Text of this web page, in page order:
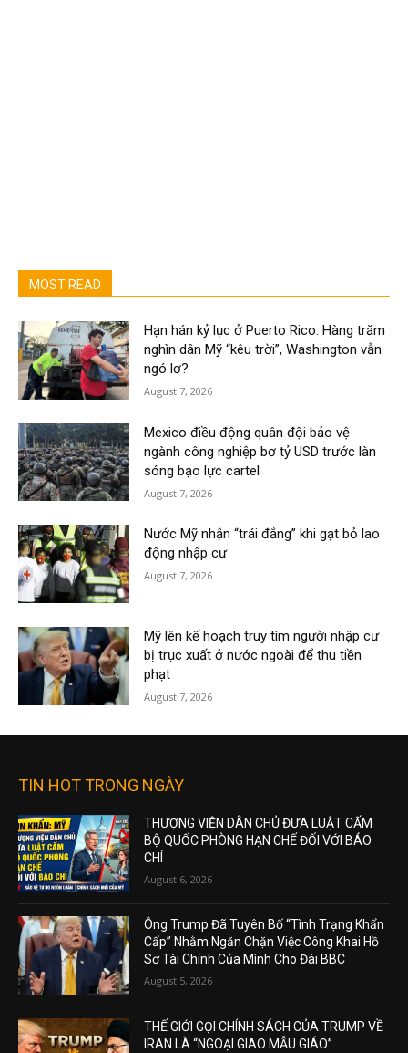
MOST READ
Hạn hán kỷ lục ở Puerto Rico: Hàng trăm
nghìn dân Mỹ “kêu trời”, Washington vẫn
ngó lơ?
August 7, 2026
Mexico điều động quân đội bảo vệ
ngành công nghiệp bơ tỷ USD trước làn
sóng bạo lực cartel
August 7, 2026
Nước Mỹ nhận “trái đắng” khi gạt bỏ lao
động nhập cư
August 7, 2026
Mỹ lên kế hoạch truy tìm người nhập cư
bị trục xuất ở nước ngoài để thu tiền
phạt
August 7, 2026
TIN HOT TRONG NGÀY
THƯỢNG VIỆN DÂN CHỦ ĐƯA LUẬT CẤM
BỘ QUỐC PHÒNG HẠN CHẾ ĐỐI VỚI BÁO
CHÍ
August 6, 2026
Ông Trump Đã Tuyên Bố “Tình Trạng Khẩn
Cấp” Nhằm Ngăn Chặn Việc Công Khai Hồ
Sơ Tài Chính Của Mình Cho Đài BBC
August 5, 2026
THẾ GIỚI GỌI CHÍNH SÁCH CỦA TRUMP VỀ
IRAN LÀ “NGOẠI GIAO MẪU GIÁO”